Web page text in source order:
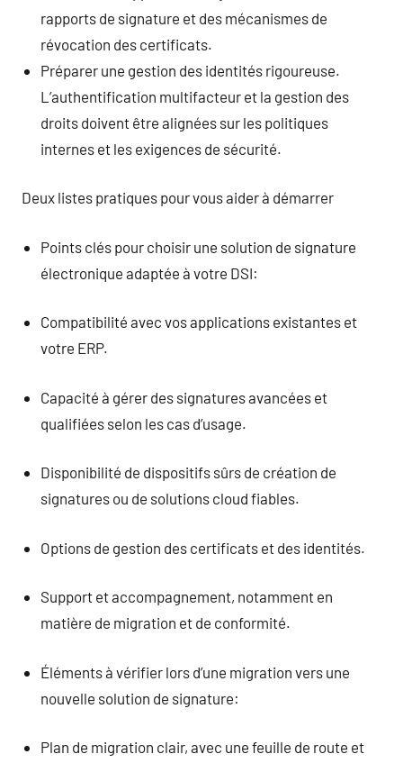
rapports de signature et des mécanismes de
révocation des certificats.
Préparer une gestion des identités rigoureuse.
L’authentification multifacteur et la gestion des
droits doivent être alignées sur les politiques
internes et les exigences de sécurité.
Deux listes pratiques pour vous aider à démarrer
Points clés pour choisir une solution de signature
électronique adaptée à votre DSI:
Compatibilité avec vos applications existantes et
votre ERP.
Capacité à gérer des signatures avancées et
qualifiées selon les cas d’usage.
Disponibilité de dispositifs sûrs de création de
signatures ou de solutions cloud fiables.
Options de gestion des certificats et des identités.
Support et accompagnement, notamment en
matière de migration et de conformité.
Éléments à vérifier lors d’une migration vers une
nouvelle solution de signature:
Plan de migration clair, avec une feuille de route et